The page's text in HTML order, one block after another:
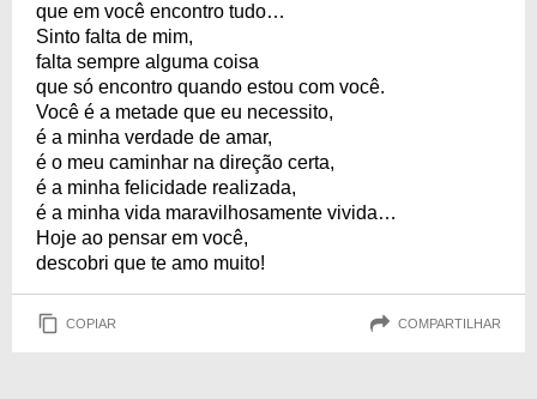
que em você encontro tudo…
Sinto falta de mim,
falta sempre alguma coisa
que só encontro quando estou com você.
Você é a metade que eu necessito,
é a minha verdade de amar,
é o meu caminhar na direção certa,
é a minha felicidade realizada,
é a minha vida maravilhosamente vivida…
Hoje ao pensar em você,
descobri que te amo muito!
COPIAR COMPARTILHAR